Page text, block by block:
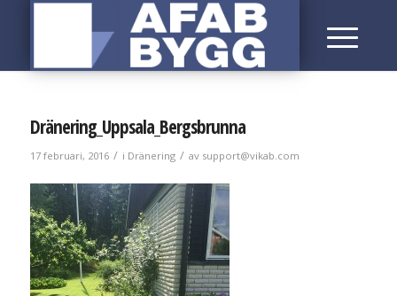
Dränering_Uppsala_Bergsbrunna
17 februari, 2016 / i Dränering / av support@vikab.com